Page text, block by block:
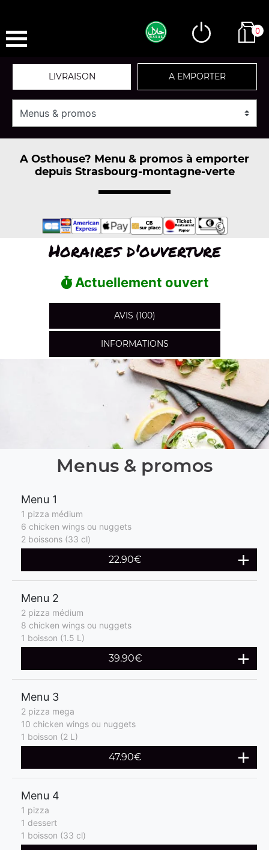
0
LIVRAISON A EMPORTER
A Osthouse? Menu & promos à emporter
depuis Strasbourg-montagne-verte
Horaires d'ouverture
Actuellement ouvert
AVIS (100)
INFORMATIONS
Menus & promos
Menu 1
1 pizza médium
6 chicken wings ou nuggets
2 boissons (33 cl)
22.90€
Menu 2
2 pizza médium
8 chicken wings ou nuggets
1 boisson (1.5 L)
39.90€
Menu 3
2 pizza mega
10 chicken wings ou nuggets
1 boisson (2 L)
47.90€
Menu 4
1 pizza
1 dessert
1 boisson (33 cl)